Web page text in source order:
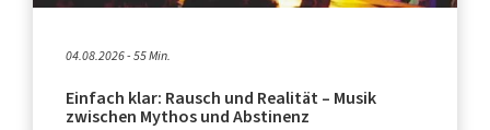
04.08.2026 - 55 Min.
Einfach klar: Rausch und Realität – Musik
zwischen Mythos und Abstinenz